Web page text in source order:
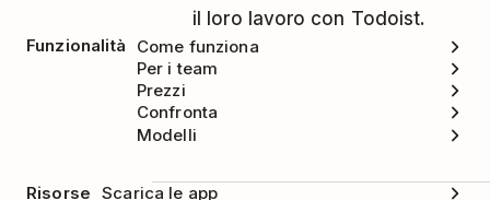
il loro lavoro con Todoist.
Funzionalità
Come funziona
Per i team
Prezzi
Confronta
Modelli
Risorse Scarica le app